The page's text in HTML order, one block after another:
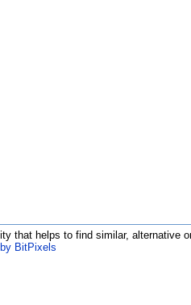
that helps to find similar, alternative
BitPixels